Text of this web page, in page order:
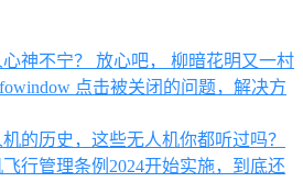
神不宁？ 放心吧， 柳暗花明又一村
点击被关闭的问题，解决方
的历史，这些无人机你都听过吗？
行管理条例2024开始实施，到底还